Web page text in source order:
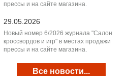
прессы и на сайте магазина.
29.05.2026
Новый номер 6/2026 журнала "Салон
кроссвордов и игр" в местах продажи
прессы и на сайте магазина.
Все новости...